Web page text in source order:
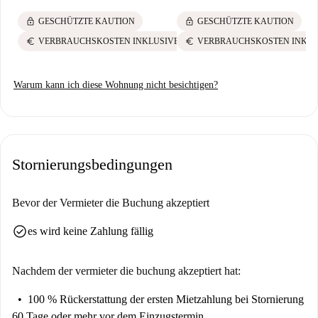
lock GESCHÜTZTE KAUTION
euro VERBRAUCHSKOSTEN INKLUSIVE
lock GESCHÜTZTE KAUTION
euro VERBRAUCHSKOSTEN
Warum kann ich diese Wohnung nicht besichtigen?
Stornierungsbedingungen
Bevor der Vermieter die Buchung akzeptiert
check_circlees wird keine Zahlung fällig
Nachdem der vermieter die buchung akzeptiert hat:
100 % Rückerstattung der ersten Mietzahlung bei Stornierung